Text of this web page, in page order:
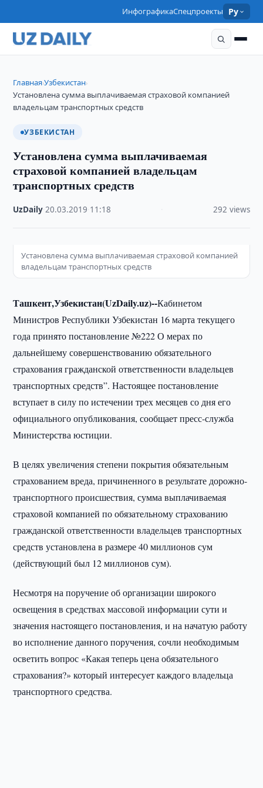
ИнфографикаСпецпроекты Ру
Главная›Узбекистан›
Установлена сумма выплачиваемая страховой компанией
владельцам транспортных средств
УЗБЕКИСТАН
Установлена сумма выплачиваемая
страховой компанией владельцам
транспортных средств
UzDaily ·20.03.2019 11:18 292 views
Установлена сумма выплачиваемая страховой компанией
владельцам транспортных средств
Ташкент,Узбекистан(UzDaily.uz)--Кабинетом
Министров Республики Узбекистан 16 марта текущего
года принято постановление №222 О мерах по
дальнейшему совершенствованию обязательного
страхования гражданской ответственности владельцев
транспортных средств”. Настоящее постановление
вступает в силу по истечении трех месяцев со дня его
официального опубликования, сообщает пресс-служба
Министерства юстиции.
В целях увеличения степени покрытия обязательным
страхованием вреда, причиненного в результате дорожно-
транспортного происшествия, сумма выплачиваемая
страховой компанией по обязательному страхованию
гражданской ответственности владельцев транспортных
средств установлена в размере 40 миллионов сум
(действующий был 12 миллионов сум).
Несмотря на поручение об организации широкого
освещения в средствах массовой информации сути и
значения настоящего постановления, и на начатую работу
во исполнение данного поручения, сочли необходимым
осветить вопрос «Какая теперь цена обязательного
страхования?» который интересует каждого владельца
транспортного средства.